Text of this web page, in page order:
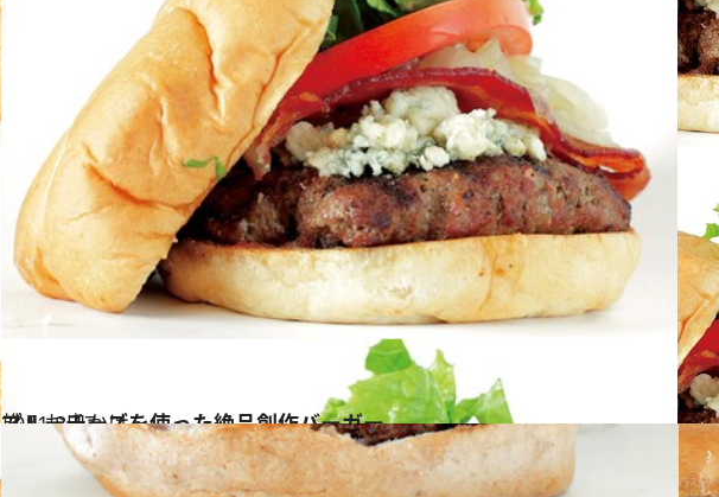
2011.8.17
ブルーチーズを使った絶品創作バーガー
旅＆お出かけ